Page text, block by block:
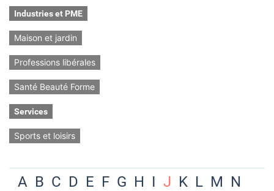
Industries et PME
Maison et jardin
Professions libérales
Santé Beauté Forme
Services
Sports et loisirs
A B C D E F G H I J K L M N